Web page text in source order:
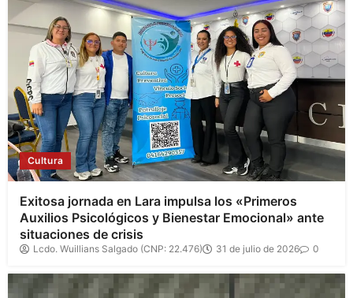
Cultura
Exitosa jornada en Lara impulsa los «Primeros
Auxilios Psicológicos y Bienestar Emocional» ante
situaciones de crisis
Lcdo. Wuillians Salgado (CNP: 22.476) 31 de julio de 2026 0